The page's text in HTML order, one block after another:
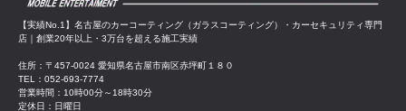
【実績No.1】名古屋のカーコーティング（ガラスコーティング）・カーセキュリティ専門
店｜創業20年以上・3万台を超える施工実績
住所：〒457-0024 愛知県名古屋市南区赤坪町１８０
TEL：052-693-7774
営業時間：10時00分～18時30分
定休日：日曜日